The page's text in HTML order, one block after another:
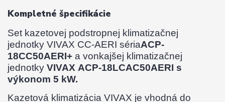
Kompletné špecifikácie
Set kazetovej podstropnej klimatizačnej
jednotky VIVAX CC-AERI sériaACP-
18CC50AERI+ a vonkajšej klimatizačnej
jednotky VIVAX ACP-18LCAC50AERI s
výkonom 5 kW.
Kazetová klimatizácia VIVAX je vhodná do